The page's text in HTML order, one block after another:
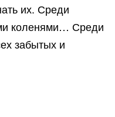
их. Среди
коленями… Среди
забытых и